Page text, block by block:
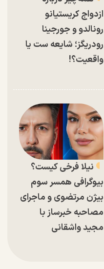
ازدواج کریستیانو
رونالدو و جورجینا
رودریگز؛ شایعه ست یا
واقعیت؟!
نیلا فرخی کیست؟
بیوگرافی همسر سوم
بیژن مرتضوی و ماجرای
مصاحبه خبرساز با
مجید واشقانی